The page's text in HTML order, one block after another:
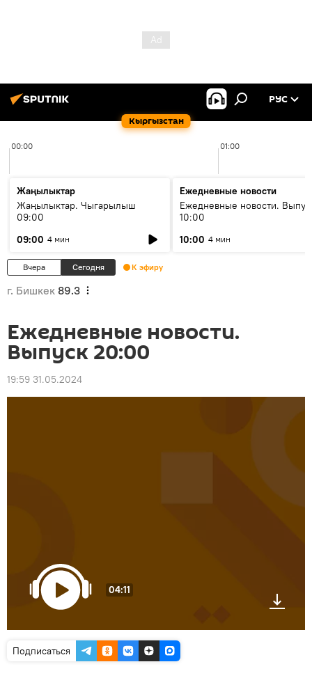
Кыргызстан
РУС
00:00 01:00
Жаңылыктар
Жаңылыктар. Чыгарылыш
09:00
09:00 4 мин
Ежедневные новости
Ежедневные новости.
10:00
10:00 4 мин
Вчера Сегодня К эфиру
г. Бишкек 89.3
Ежедневные новости.
Выпуск 20:00
19:59 31.05.2024
04:11
Подписаться